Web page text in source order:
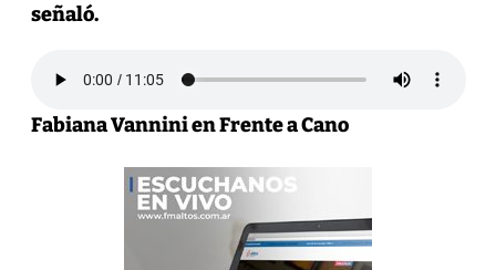
señaló.
Fabiana Vannini en Frente a Cano